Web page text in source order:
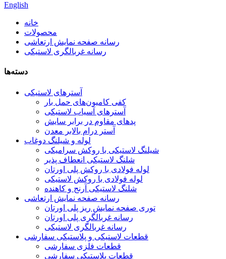
English
خانه
محصولات
رسانه صفحه نمایش ارتعاشی
رسانه غربالگری لاستیکی
دسته‌ها
آسترهای لاستیکی
کفی کامیون‌های حمل بار
آسترهای آسیاب لاستیکی
پدهای مقاوم در برابر سایش
آستر درام بالابر معدن
لوله و شیلنگ دوغاب
شیلنگ لاستیکی با روکش سرامیکی
شلنگ لاستیکی انعطاف پذیر
لوله فولادی با روکش پلی اورتان
لوله فولادی با روکش لاستیکی
شلنگ لاستیکی آرنج و کاهنده
رسانه صفحه نمایش ارتعاشی
توری صفحه نمایش ریز پلی اورتان
رسانه غربالگری پلی اورتان
رسانه غربالگری لاستیکی
قطعات لاستیکی و پلاستیکی سفارشی
قطعات فلزی سفارشی
قطعات پلاستیکی سفارشی